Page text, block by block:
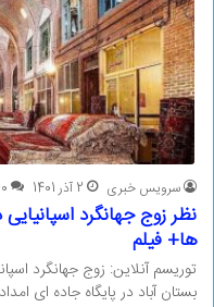
سرویس خبری 2 آذر 1401 0
نظر زوج جهانگرد
ها+ فیلم
توریسم آنلاین: زوج جهانگرد
بستان آباد در پایگاه جاده ای